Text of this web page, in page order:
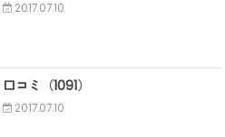
2017.07.10
口コミ（1091）
2017.07.10